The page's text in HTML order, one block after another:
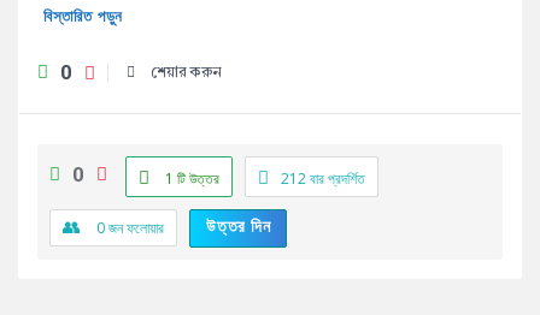
বিস্তারিত পড়ুন
0 শেয়ার করুন
0 1 টি উত্তর 212বার প্রদর্শিত
0জন ফলোয়ার উত্তর দিন